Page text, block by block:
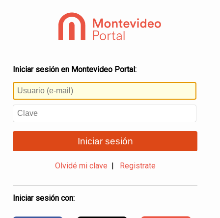
Iniciar sesión en Montevideo Portal:
Iniciar sesión
Olvidé mi clave Registrate
Iniciar sesión con: